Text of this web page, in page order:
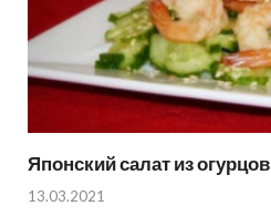
Японский салат из огурцов
13.03.2021